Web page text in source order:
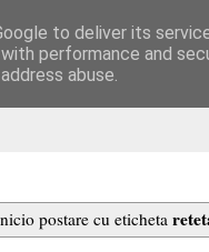
postare cu eticheta
to deliver its
performance and
abuse.